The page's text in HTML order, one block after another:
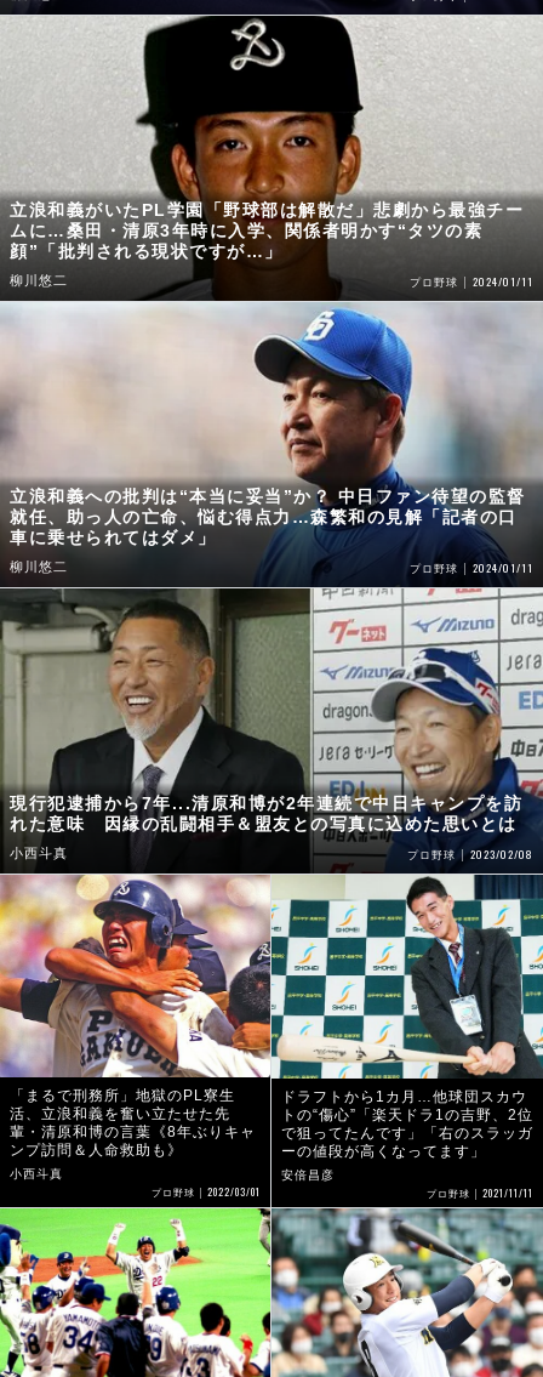
立浪和義がいたPL学園「野球部は解散だ」悲劇から最強チー
ムに…桑田・清原3年時に入学、関係者明かす“タツの素
顔”「批判される現状ですが…」
柳川悠二 プロ野球 2024/01/11
立浪和義への批判は“本当に妥当”か？ 中日ファン待望の監督
就任、助っ人の亡命、悩む得点力…森繁和の見解「記者の口
車に乗せられてはダメ」
柳川悠二 プロ野球 2024/01/11
現行犯逮捕から7年...清原和博が2年連続で中日キャンプを訪
れた意味 因縁の乱闘相手＆盟友との写真に込めた思いとは
小西斗真 プロ野球 2023/02/08
「まるで刑務所」地獄のPL寮生
活、立浪和義を奮い立たせた先
輩・清原和博の言葉《8年ぶりキャ
ンプ訪問＆人命救助も》
小西斗真
プロ野球 2022/03/01
ドラフトから1カ月…他球団スカウ
トの“傷心”「楽天ドラ1の吉野、2位
で狙ってたんです」「右のスラッガ
ーの値段が高くなってます」
安倍昌彦
プロ野球 2021/11/11